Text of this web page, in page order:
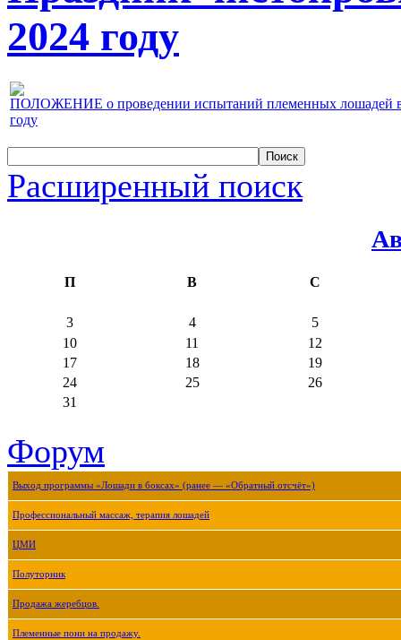
2024 году
ПОЛОЖЕНИЕ о проведении испытаний племенных лошадей
году
Расширенный поиск
П В С
3 4
5
10
11
12
17
18
19
24
25
26
31
Форум
Выход программы «Лошади в боксах» (ранее — «Обратный отсчёт»)
Профессиональный массаж, терапия лошадей
ЦМИ
Полуторник
Продажа жеребцов.
Племенные пони на продажу.